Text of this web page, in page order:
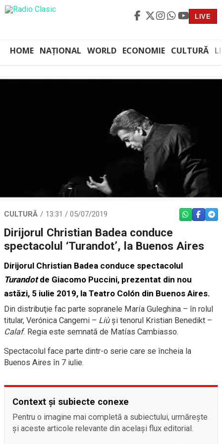
LIVE
HOME NAȚIONAL WORLD ECONOMIE CULTURĂ
CULTURĂ 13:31 / 05/07/2019 WHATSAPP
Dirijorul Christian Badea conduce
spectacolul ‘Turandot’, la Buenos Aires
Dirijorul Christian Badea conduce spectacolul
Turandotde Giacomo Puccini, prezentat din nou
astăzi, 5 iulie 2019, la Teatro Colón din Buenos Aires.
Din distribuţie fac parte sopranele María Guleghina – în rolul
titular, Verónica Cangemi – Liùşi tenorul Kristian Benedikt –
Calaf. Regia este semnată de Matías Cambiasso.
Spectacolul face parte dintr-o serie care se încheia la
Buenos Aires în 7 iulie.
Context și subiecte conexe
Pentru o imagine mai completă a subiectului, urmărește
și aceste articole relevante din același flux editorial.